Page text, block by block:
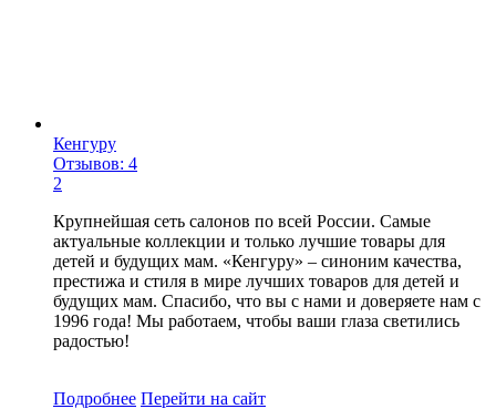
Кенгуру
Отзывов: 4
2
Крупнейшая сеть салонов по всей России. Самые
актуальные коллекции и только лучшие товары для
детей и будущих мам. «Кенгуру» – синоним качества,
престижа и стиля в мире лучших товаров для детей и
будущих мам. Спасибо, что вы с нами и доверяете нам с
1996 года! Мы работаем, чтобы ваши глаза светились
радостью!
Подробнее Перейти на сайт